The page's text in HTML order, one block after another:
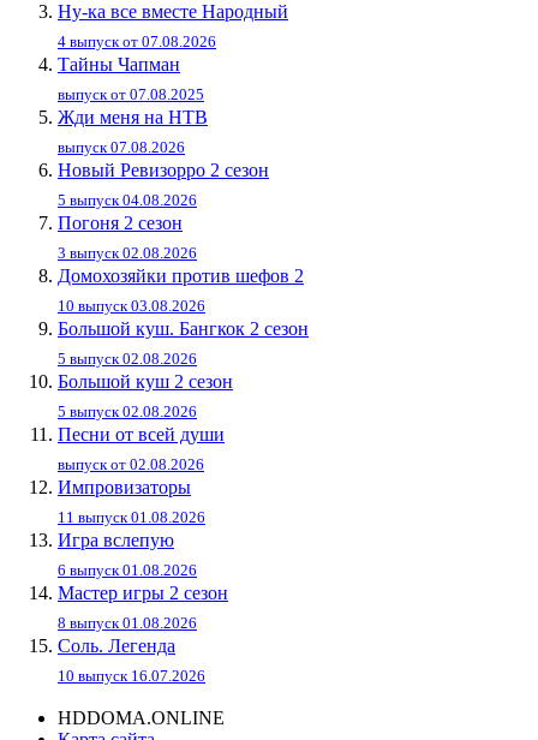
Ну-ка все вместе Народный
4 выпуск от 07.08.2026
Тайны Чапман
выпуск от 07.08.2025
Жди меня на НТВ
выпуск 07.08.2026
Новый Ревизорро 2 сезон
5 выпуск 04.08.2026
Погоня 2 сезон
3 выпуск 02.08.2026
Домохозяйки против шефов 2
10 выпуск 03.08.2026
Большой куш. Бангкок 2 сезон
5 выпуск 02.08.2026
Большой куш 2 сезон
5 выпуск 02.08.2026
Песни от всей души
выпуск от 02.08.2026
Импровизаторы
11 выпуск 01.08.2026
Игра вслепую
6 выпуск 01.08.2026
Мастер игры 2 сезон
8 выпуск 01.08.2026
Соль. Легенда
10 выпуск 16.07.2026
HDDOMA.ONLINE